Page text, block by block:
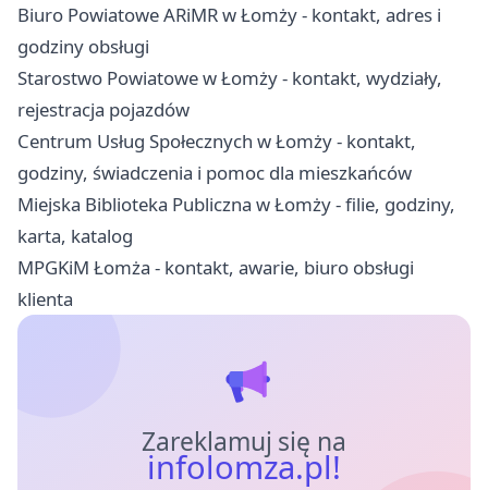
Biuro Powiatowe ARiMR w Łomży - kontakt, adres i
godziny obsługi
Starostwo Powiatowe w Łomży - kontakt, wydziały,
rejestracja pojazdów
Centrum Usług Społecznych w Łomży - kontakt,
godziny, świadczenia i pomoc dla mieszkańców
Miejska Biblioteka Publiczna w Łomży - filie, godziny,
karta, katalog
MPGKiM Łomża - kontakt, awarie, biuro obsługi
klienta
Zareklamuj się na
infolomza.pl!